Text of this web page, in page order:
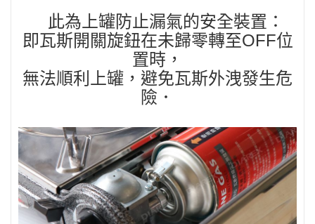
此為上罐防止漏氣的安全裝置：
即瓦斯開關旋鈕在未歸零轉至OFF位
置時，
無法順利上罐，避免瓦斯外洩發生危
險．